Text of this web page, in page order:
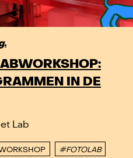
IN DE
Lab
#FOTOLAB